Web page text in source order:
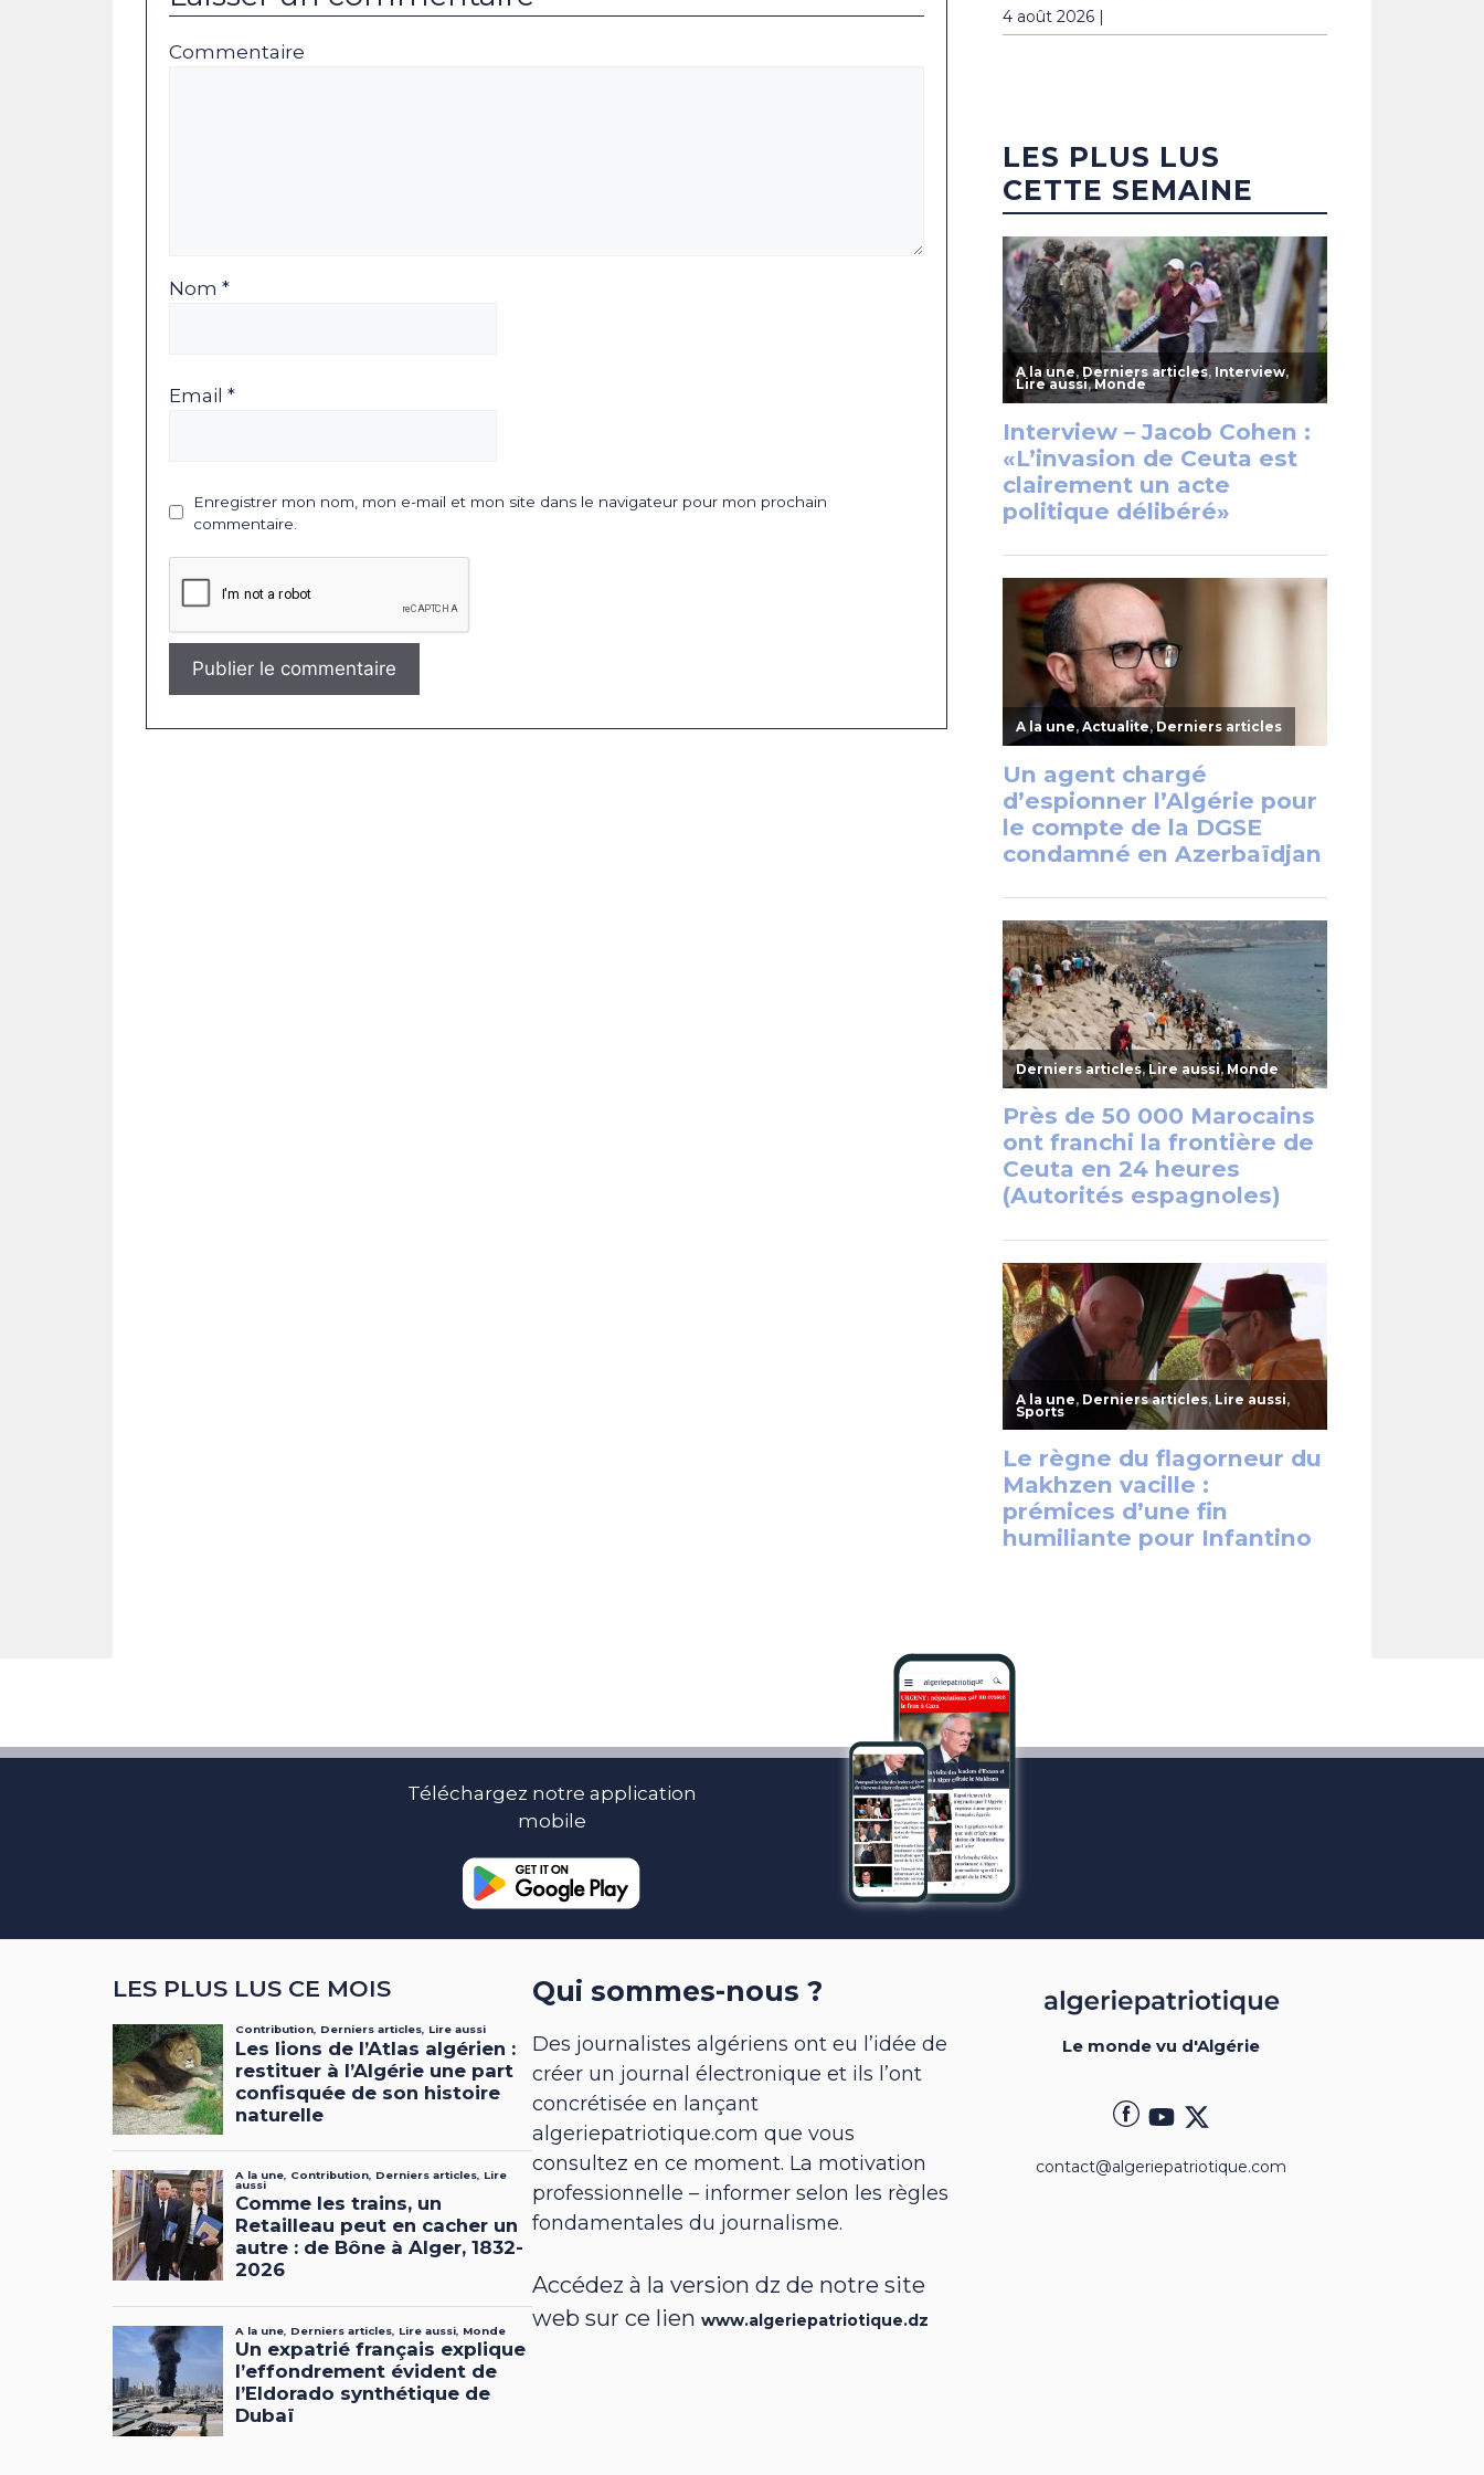
Commentaire
Nom *
Email *
Enregistrer mon nom, mon e-mail et mon site dans le navigateur pour mon prochain
commentaire.
4 août 2026 |
LES PLUS LUS
CETTE SEMAINE
Téléchargez notre application
mobile
LES PLUS LUS CE MOIS Qui sommes-nous ?
Des journalistes algériens ont eu l’idée de
créer un journal électronique et ils l’ont
concrétisée en lançant
algeriepatriotique.com que vous
consultez en ce moment. La motivation
professionnelle – informer selon les règles
fondamentales du journalisme.
Accédez à la version dz de notre site
web sur ce lienwww.algeriepatriotique.dz
Le monde vu d'Algérie
contact@algeriepatriotique.com